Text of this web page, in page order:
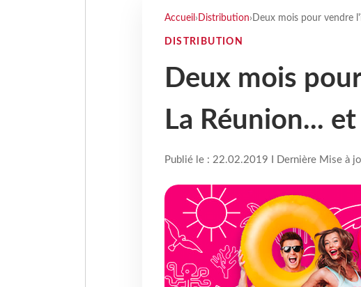
Accueil › Distribution› Deux mois pour vendre
DISTRIBUTION
Deux mois
La Réunion...
Publié le : 22.02.2019 I Dernière Mise à